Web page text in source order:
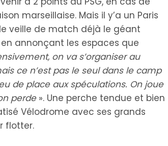
marseillaise. Mais il y’a un Paris
veille de match déjà le géant
annonçant les espaces que
on va s’organiser au
ce n’est pas le seul dans le camp
de place aux spéculations. On joue
perde ». Une perche tendue et bien
Vélodrome avec ses grands
flotter.